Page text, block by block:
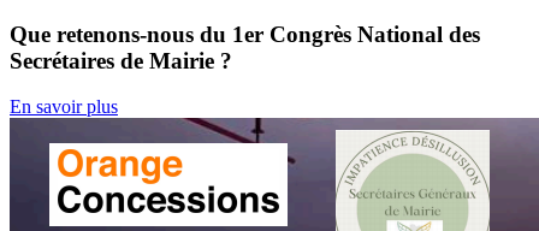
Que retenons-nous du 1er Congrès National des
Secrétaires de Mairie ?
En savoir plus